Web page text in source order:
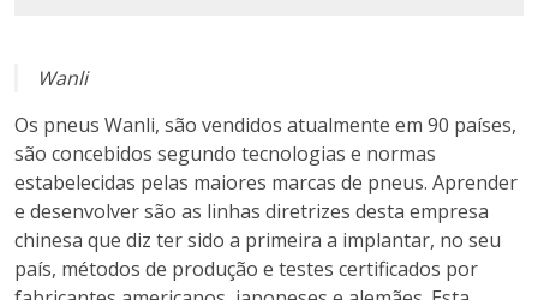
Wanli
Os pneus Wanli, são vendidos atualmente em 90 países,
são concebidos segundo tecnologias e normas
estabelecidas pelas maiores marcas de pneus. Aprender
e desenvolver são as linhas diretrizes desta empresa
chinesa que diz ter sido a primeira a implantar, no seu
país, métodos de produção e testes certificados por